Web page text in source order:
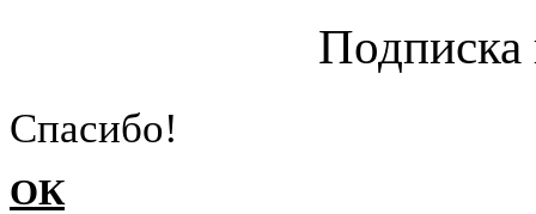
Подписка
Cпасибо!
ОК